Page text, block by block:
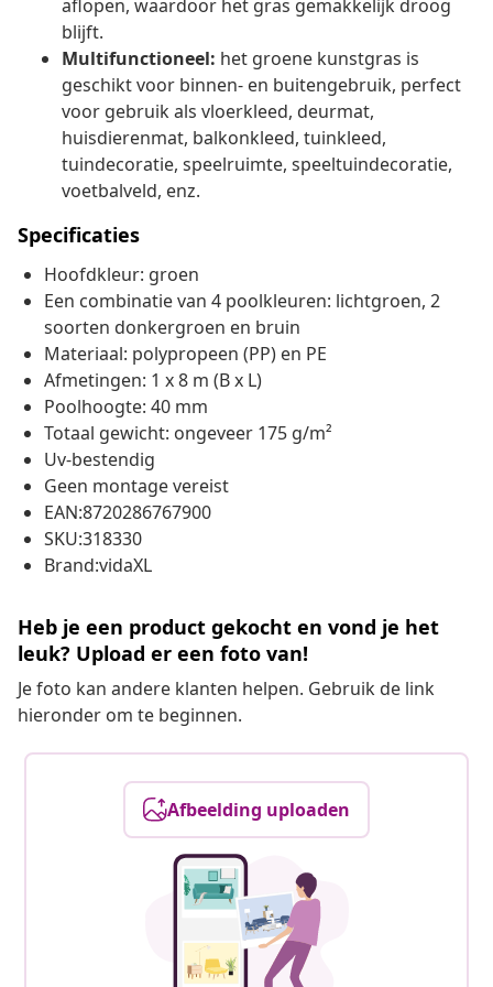
aflopen, waardoor het gras gemakkelijk droog
blijft.
Multifunctioneel: het groene kunstgras is
geschikt voor binnen- en buitengebruik, perfect
voor gebruik als vloerkleed, deurmat,
huisdierenmat, balkonkleed, tuinkleed,
tuindecoratie, speelruimte, speeltuindecoratie,
voetbalveld, enz.
Specificaties
Hoofdkleur: groen
Een combinatie van 4 poolkleuren: lichtgroen, 2
soorten donkergroen en bruin
Materiaal: polypropeen (PP) en PE
Afmetingen: 1 x 8 m (B x L)
Poolhoogte: 40 mm
Totaal gewicht: ongeveer 175 g/m²
Uv-bestendig
Geen montage vereist
EAN:8720286767900
SKU:318330
Brand:vidaXL
Heb je een product gekocht en vond je het
leuk? Upload er een foto van!
Je foto kan andere klanten helpen. Gebruik de link
hieronder om te beginnen.
Afbeelding uploaden